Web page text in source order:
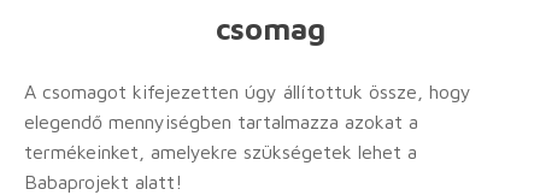
csomag
A csomagot kifejezetten úgy állítottuk össze, hogy
elegendő mennyiségben tartalmazza azokat a
termékeinket, amelyekre szükségetek lehet a
Babaprojekt alatt!